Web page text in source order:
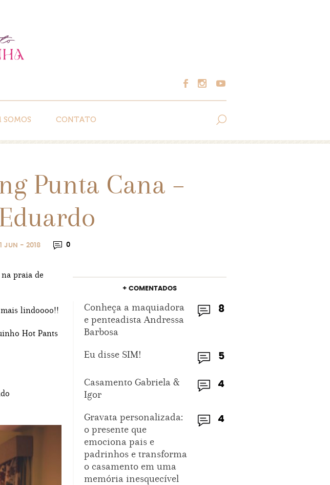
SOMOS CONTATO
Punta Cana –
1 JUN - 2018 0
praia de
lindoooo!!
Hot Pants
+ COMENTADOS
8
Conheça a maquiadora
e penteadista Andressa
Barbosa
5
Eu disse SIM!
4
Casamento Gabriela &
Igor
4
Gravata personalizada:
o presente que
emociona pais e
padrinhos e transforma
o casamento em uma
memória inesquecível